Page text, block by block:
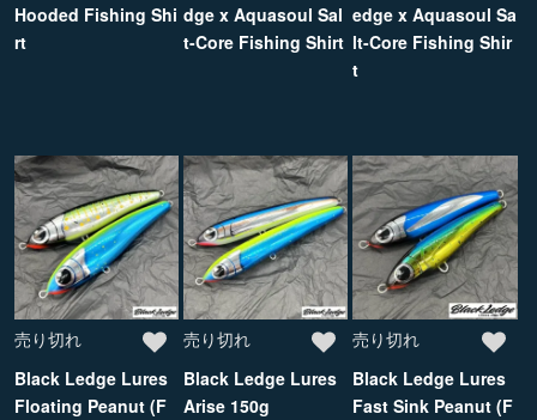
Hooded Fishing Shi
rt
dge x Aquasoul Sal
t-Core Fishing Shirt
edge x Aquasoul Sa
lt-Core Fishing Shir
t
売り切れ
Black Ledge Lures
Floating Peanut (F
売り切れ
Black Ledge Lures
Arise 150g
売り切れ
Black Ledge Lures
Fast Sink Peanut (F